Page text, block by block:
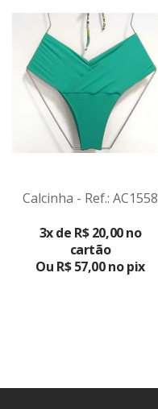
Calcinha - Ref.: AC1558
3x de R$ 20,00 no
cartão
Ou R$ 57,00 no pix